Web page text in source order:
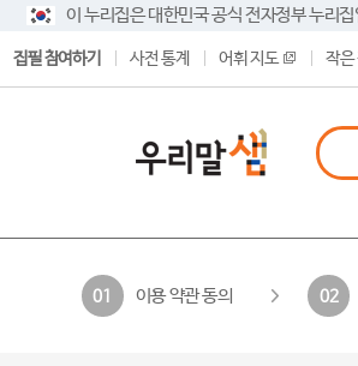
이 누리집은 대한민국 공식 전자정부 누리
집필 참여하기 사전 통계 어휘 지도 작은
01 이용 약관 동의 02